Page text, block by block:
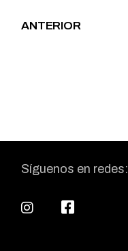
ANTERIOR
Síguenos en redes: